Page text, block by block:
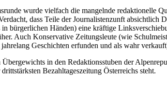
wurde vielfach die mangelnde redaktionelle
dass Teile der Journalistenzunft
bürgerlichen Händen) eine kräftige
Auch Konservative Zeitungsleute (wie
Geschichten erfunden und als wahr
in den Redaktionsstuben der
Bezahltageszeitung Österreichs steht.